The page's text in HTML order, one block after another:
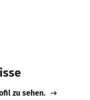
zu sehen.